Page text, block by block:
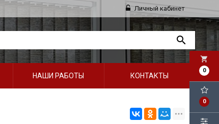
Личный кабинет
НАШИ РАБОТЫ КОНТАКТЫ
local_grocery_store
0
0